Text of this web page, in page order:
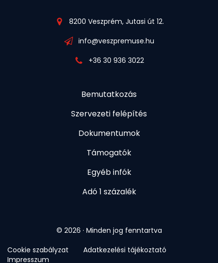
8200 Veszprém, Jutasi út 12.
info@veszpremuse.hu
+36 30 936 3022
Bemutatkozás
Szervezeti felépítés
Dokumentumok
Támogatók
Egyéb infók
Adó 1 százalék
© 2026 · Minden jog fenntartva
Cookie szabályzat
Adatkezelési tájékoztató
Impresszum